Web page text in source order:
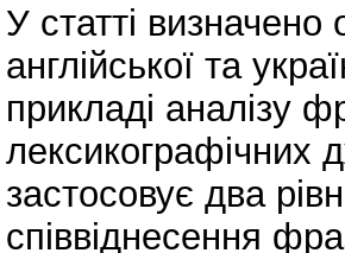
У статті визначено
англійської та
прикладі аналізу
лексикографічних
застосовує два
співвіднесення